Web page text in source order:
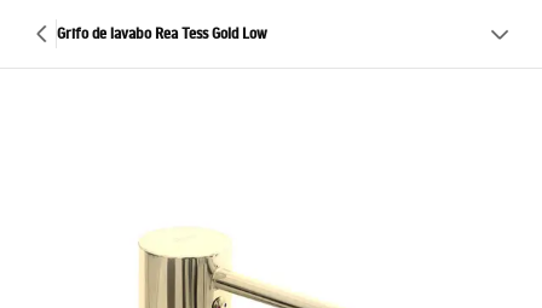
Grifo de lavabo Rea Tess Gold Low